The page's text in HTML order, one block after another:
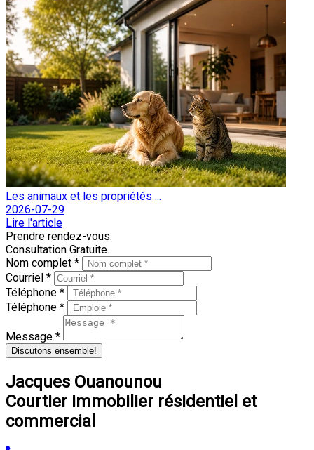
Les animaux et les propriétés ...
2026-07-29
Lire l'article
Prendre rendez-vous.
Consultation Gratuite.
Nom complet *
Courriel *
Téléphone *
Téléphone *
Message *
Discutons ensemble!
Jacques Ouanounou
Courtier immobilier résidentiel et
commercial